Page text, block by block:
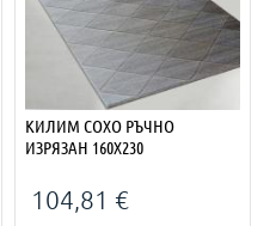
КИЛИМ СОХО РЪЧНО
ИЗРЯЗАН 160Х230
104,81 €